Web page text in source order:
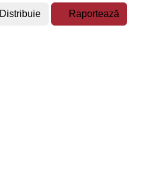
Distribuie Raportează